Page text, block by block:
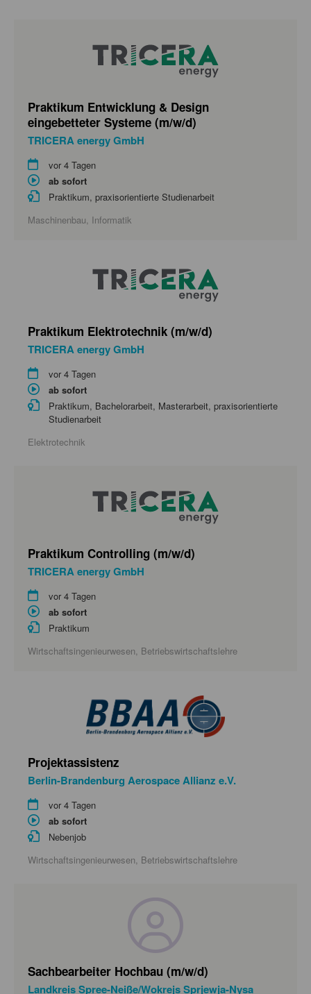
Praktikum Entwicklung & Design
eingebetteter Systeme (m/w/d)
TRICERA energy GmbH
vor 4 Tagen
ab sofort
Praktikum, praxisorientierte Studienarbeit
Maschinenbau, Informatik
Praktikum Elektrotechnik (m/w/d)
TRICERA energy GmbH
vor 4 Tagen
ab sofort
Praktikum, Bachelorarbeit, Masterarbeit, praxisorientierte
Studienarbeit
Elektrotechnik
Praktikum Controlling (m/w/d)
TRICERA energy GmbH
vor 4 Tagen
ab sofort
Praktikum
Wirtschaftsingenieurwesen, Betriebswirtschaftslehre
Projektassistenz
Berlin-Brandenburg Aerospace Allianz e.V.
vor 4 Tagen
ab sofort
Nebenjob
Wirtschaftsingenieurwesen, Betriebswirtschaftslehre
Sachbearbeiter Hochbau (m/w/d)
Landkreis Spree-Neiße/Wokrejs Sprjewja-Nysa